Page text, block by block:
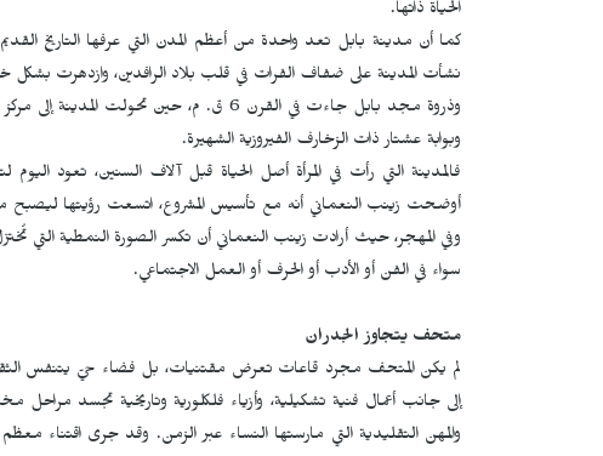
الحياة ذاتها.
كما أن مدينة بابل تعد واحدة من أعظم المدن التي عرفها التاريخ
نشأت المدينة على ضفاف الفرات في قلب بلاد الرافدين، وازدهرت بشكل خاص
وذروة مجد بابل جاءت في القرن 6 ق. م، حين
وبوابة عشتار ذات الزخارف الفيروزية الشهيرة.
فالمدينة التي رأت في المرأة أصل الحياة قبل آلاف السنين، تعود
أوضحت زينب النعماني أنه مع تأسيس المشروع، اتسعت رؤيتها ليصبح
وفي المهجر، حيث أرادت زينب النعماني أن تكسر الصورة النمطية التي
سواء في الفن أو الأدب أو الحرف أو العمل الاجتماعي.
متحف يتجاوز الجدران
لم يكن المتحف مجرد قاعات تعرض مقتنيات، بل فضاء حيّ يتنفس
إلى جانب أعمال فنية تشكيلية، وأزياء فلكلورية وتاريخية تجسد
والمهن التقليدية التي مارستها النساء عبر الزمن. وقد جرى اقتناء